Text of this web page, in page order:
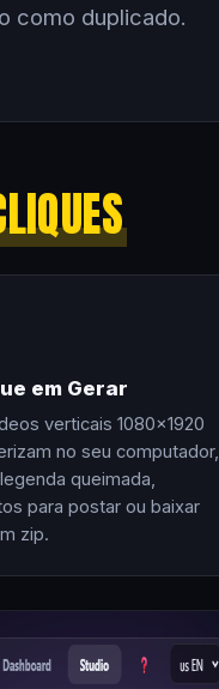
como duplicado.
em Gerar
verticais 1080×1920
no seu computador,
queimada,
para postar ou baixar
zip.